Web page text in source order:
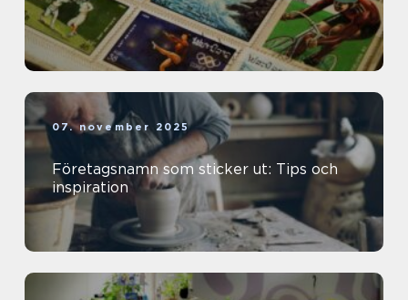
07. november 2025
Företagsnamn som sticker ut: Tips och
inspiration